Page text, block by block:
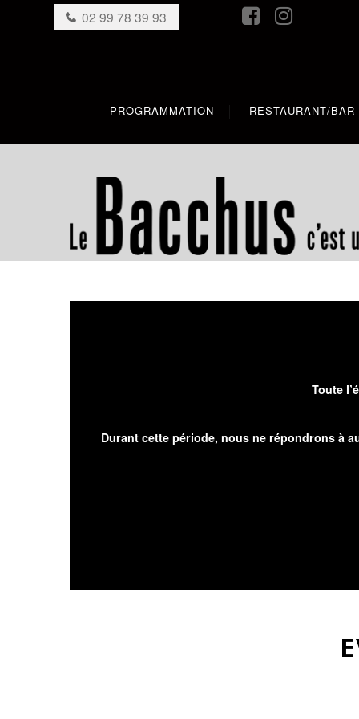
PROGRAMMATION RESTAURANT/BAR
02 99 78 39 93
Toute
Durant cette période, nous ne répondrons à